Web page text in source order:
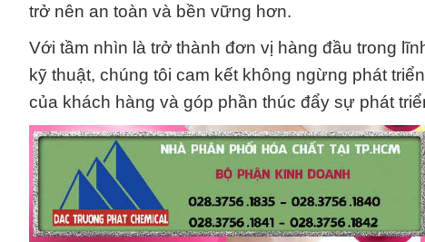
trở nên an toàn và bền vững hơn.
Với tầm nhìn là trở thành đơn vị hàng đầu trong
kỹ thuật, chúng tôi cam kết không ngừng phát
của khách hàng và góp phần thúc đẩy sự phát